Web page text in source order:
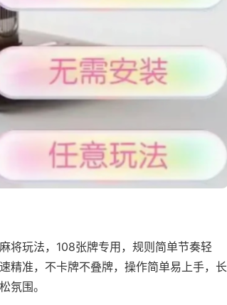
将玩法，108张牌专用，规则简单节奏轻
精准，不卡牌不叠牌，操作简单易上手，长
氛围。